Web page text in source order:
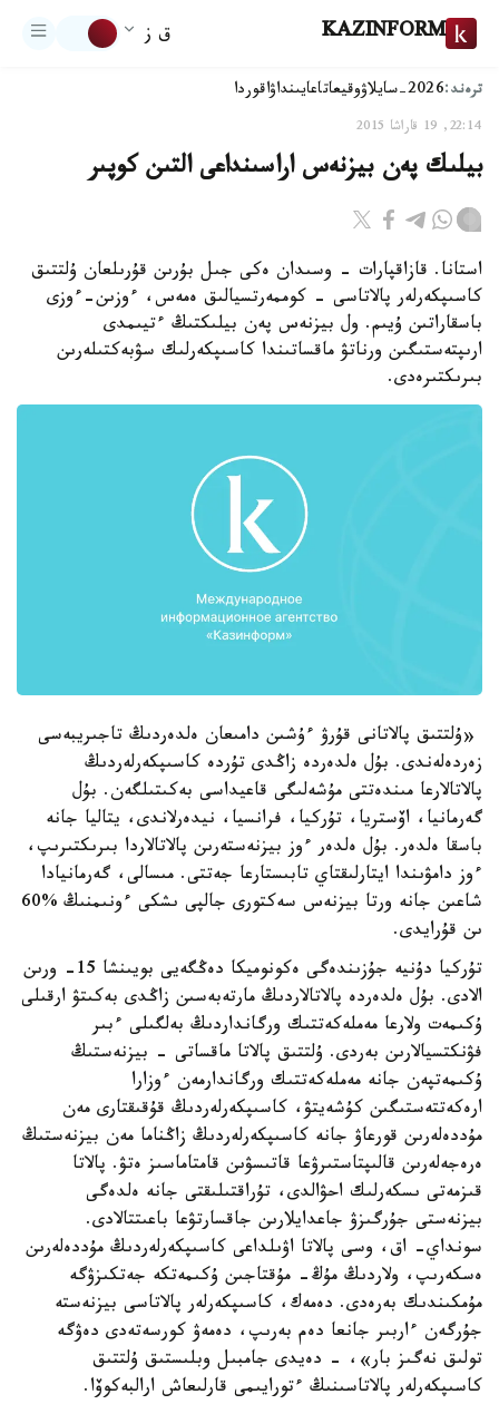
KAZINFORM ق ز
ترەند:2026-سايلاۋ وقيعاتاعايىنداۋاقوردا
22:14, 19 قاراشا 2015
بيلىك پەن بيزنەس اراسىنداعى التىن كوپىر
استانا. قازاقپارات - وسىدان ەكى جىل بۇرىن قۇرىلعان ۇلتتىق
كاسىپكەرلەر پالاتاسى - كوممەرتسيالىق ەمەس، ءوزىن-ءوزى
باسقاراتىن ۇيىم. ول بيزنەس پەن بيلىكتىڭ ءتيىمدى
ارىپتەستىگىن ورناتۋ ماقساتىندا كاسىپكەرلىك سۋبەكتىلەرىن
بىرىكتىرەدى.
«ۇلتتىق پالاتانى قۇرۋ ءۇشىن دامىعان ەلدەردىڭ تاجىريبەسى
زەردەلەندى. بۇل ەلدەردە زاڭدى تۇردە كاسىپكەرلەردىڭ
پالاتالارعا مىندەتتى مۇشەلىگى قاعيداسى بەكىتىلگەن. بۇل
گەرمانيا، اۆستريا، تۇركيا، فرانسيا، نيدەرلاندى، يتاليا جانە
باسقا ەلدەر. بۇل ەلدەر ءوز بيزنەستەرىن پالاتالاردا بىرىكتىرىپ،
ءوز دامۋىندا ايتارلىقتاي تابىستارعا جەتتى. مىسالى، گەرمانيادا
شاعىن جانە ورتا بيزنەس سەكتورى جالپى ىشكى ءونىمنىڭ %60
ىن قۇرايدى.
تۇركيا دۇنيە جۇزىندەگى ەكونوميكا دەڭگەيى بويىنشا 15- ورىن
الادى. بۇل ەلدەردە پالاتالاردىڭ مارتەبەسىن زاڭدى بەكىتۋ ارقىلى
ۇكىمەت ولارعا مەملەكەتتىك ورگانداردىڭ بەلگىلى ءبىر
فۋنكتسيالارىن بەردى. ۇلتتىق پالاتا ماقساتى - بيزنەستىڭ
ۇكىمەتپەن جانە مەملەكەتتىك ورگاندارمەن ءوزارا
ارەكەتتەستىگىن كۇشەيتۋ، كاسىپكەرلەردىڭ قۇقىقتارى مەن
مۇددەلەرىن قورعاۋ جانە كاسىپكەرلەردىڭ زاڭناما مەن بيزنەستىڭ
ەرەجەلەرىن قالىپتاستىرۋعا قاتىسۋىن قامتاماسىز ەتۋ. پالاتا
قىزمەتى ىسكەرلىك احۋالدى، تۇراقتىلىقتى جانە ەلدەگى
بيزنەستى جۇرگىزۋ جاعدايلارىن جاقسارتۋعا باعىتتالادى.
سونداي- اق، وسى پالاتا اۋىلداعى كاسىپكەرلەردىڭ مۇددەلەرىن
ەسكەرىپ، ولاردىڭ مۇڭ- مۇقتاجىن ۇكىمەتكە جەتكىزۋگە
مۇمكىندىك بەرەدى. دەمەك، كاسىپكەرلەر پالاتاسى بيزنەستە
جۇرگەن ءاربىر جانعا دەم بەرىپ، دەمەۋ كورسەتەدى دەۋگە
تولىق نەگىز بار»، - دەيدى جامبىل وبلىستىق ۇلتتىق
كاسىپكەرلەر پالاتاسىنىڭ ءتورايىمى قارلىعاش ارالبەكوۆا.